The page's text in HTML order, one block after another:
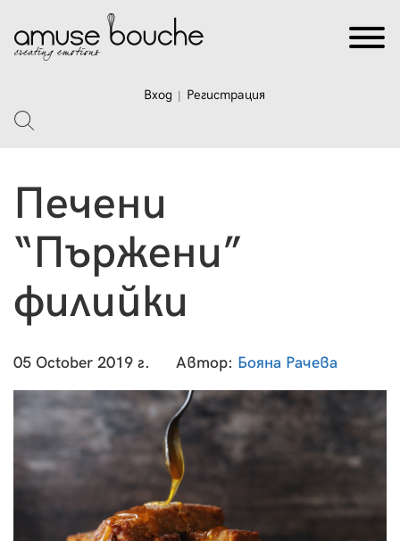
Вход Регистрация
Печени
“Пържени”
филийки
05 October 2019 г. Автор: Бояна Рачева